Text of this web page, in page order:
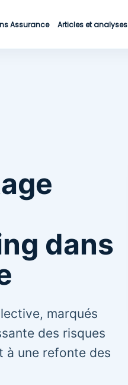
Assurance Articles et analyses
dans
marqués
des risques
à une refonte des